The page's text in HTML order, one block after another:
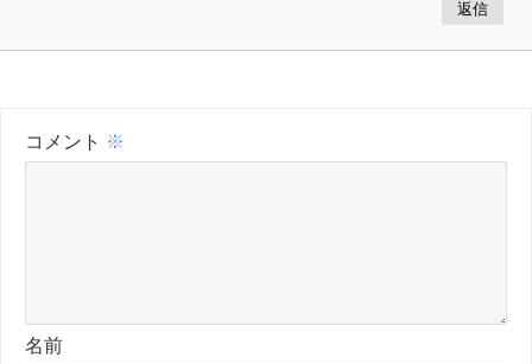
返信
コメント ※
名前